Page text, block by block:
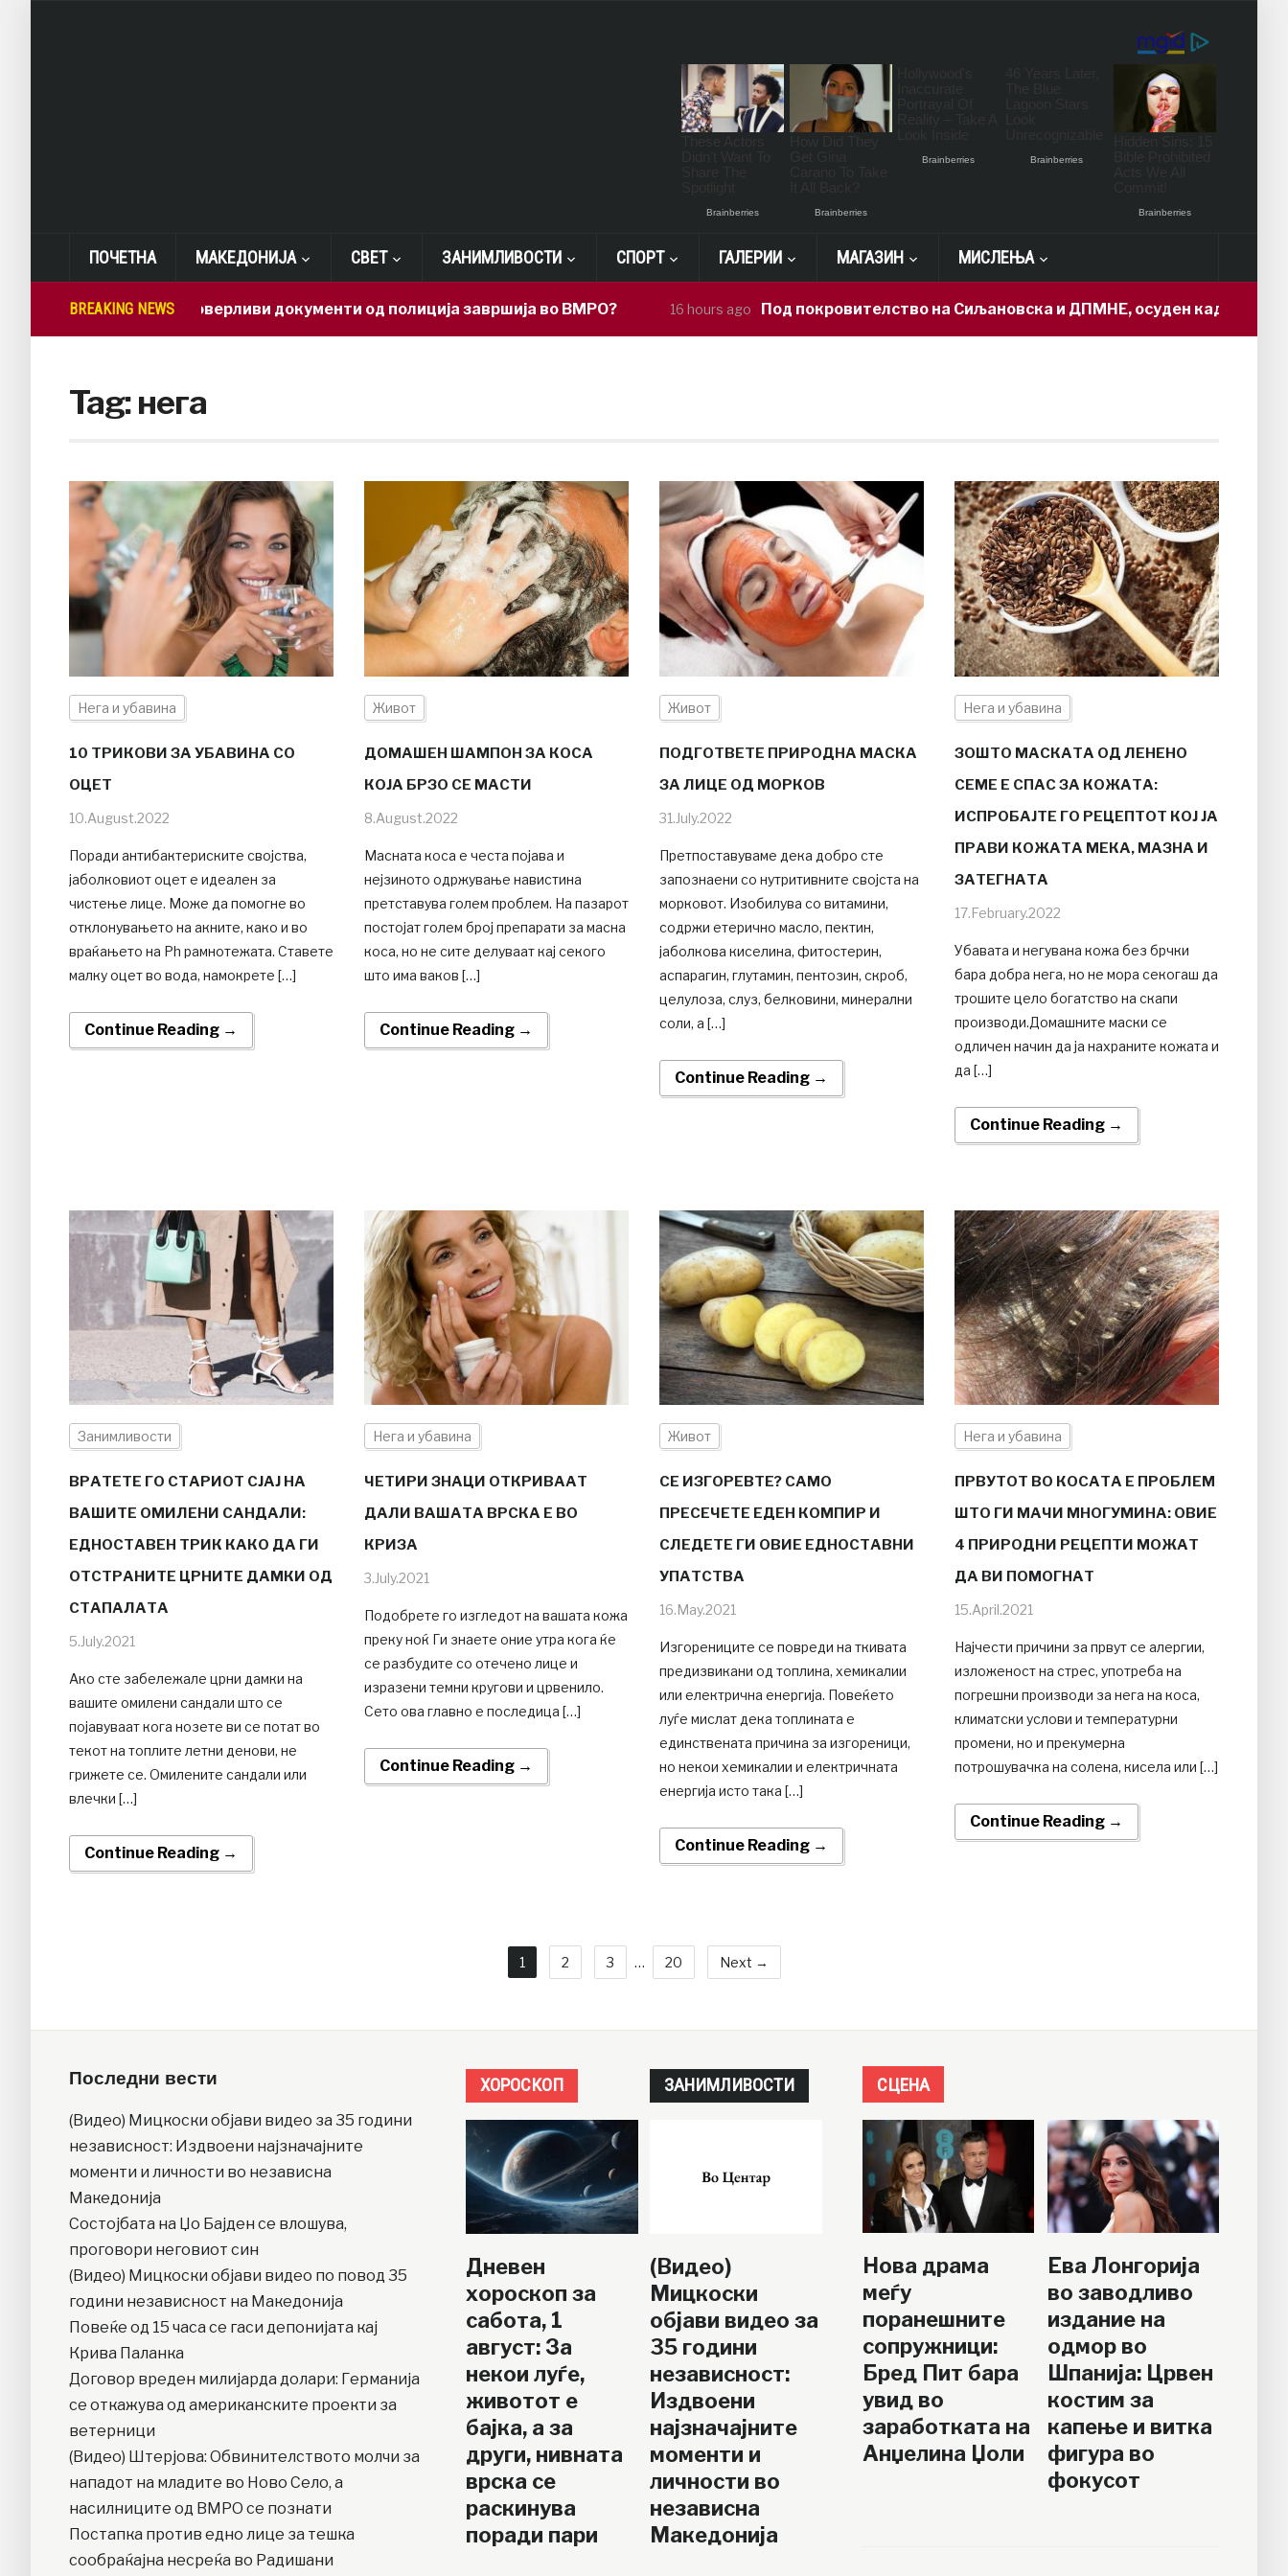
ПОЧЕТНА МАКЕДОНИЈА СВЕТ ЗАНИМЛИВОСТИ СПОРТ ГАЛЕРИИ МАГАЗИН МИСЛЕЊА
BREAKING NEWS
Како доверливи документи од полиција завршија во ВМРО? 16 hours ago Под покровителство на Сиљановска и ДПМНЕ, осуден кадар доби
Tag:нега
Нега и убавина
10 ТРИКОВИ ЗА УБАВИНА СО
ОЦЕТ
10.August.2022
Поради антибактериските својства,
јаболковиот оцет е идеален за
чистење лице. Може да помогне во
отклонувањето на акните, како и во
враќањето на Ph рамнотежата. Ставете
малку оцет во вода, намокрете […]
Continue Reading →
Живот
ДОМАШЕН ШАМПОН ЗА КОСА
КОЈА БРЗО СЕ МАСТИ
8.August.2022
Масната коса е честа појава и
нејзиното одржување навистина
претставува голем проблем. На пазарот
постојат голем број препарати за масна
коса, но не сите делуваат кај секого
што има ваков […]
Continue Reading →
Живот
ПОДГОТВЕТЕ ПРИРОДНА МАСКА
ЗА ЛИЦЕ ОД МОРКОВ
31.July.2022
Претпоставуваме дека добро сте
запознаени со нутритивните својста на
морковот. Изобилува со витамини,
содржи етерично масло, пектин,
јаболкова киселина, фитостерин,
аспарагин, глутамин, пентозин, скроб,
целулоза, слуз, белковини, минерални
соли, а […]
Continue Reading →
Нега и убавина
ЗОШТО МАСКАТА ОД ЛЕНЕНО
СЕМЕ Е СПАС ЗА КОЖАТА:
ИСПРОБАЈТЕ ГО РЕЦЕПТОТ КОЈ ЈА
ПРАВИ КОЖАТА МЕКА, МАЗНА И
ЗАТЕГНАТА
17.February.2022
Убавата и негувана кожа без брчки
бара добра нега, но не мора секогаш да
трошите цело богатство на скапи
производи.Домашните маски се
одличен начин да ја нахраните кожата и
да […]
Continue Reading →
Занимливости
ВРАТЕТЕ ГО СТАРИОТ СЈАЈ НА
ВАШИТЕ ОМИЛЕНИ САНДАЛИ:
ЕДНОСТАВЕН ТРИК КАКО ДА ГИ
ОТСТРАНИТЕ ЦРНИТЕ ДАМКИ ОД
СТАПАЛАТА
5.July.2021
Ако сте забележале црни дамки на
вашите омилени сандали што се
појавуваат кога нозете ви се потат во
текот на топлите летни денови, не
грижете се. Омилените сандали или
влечки […]
Continue Reading →
Нега и убавина
ЧЕТИРИ ЗНАЦИ ОТКРИВААТ
ДАЛИ ВАШАТА ВРСКА Е ВО
КРИЗА
3.July.2021
Подобрете го изгледот на вашата кожа
преку ноќ Ги знаете оние утра кога ќе
се разбудите со отечено лице и
изразени темни кругови и црвенило.
Сето ова главно е последица […]
Continue Reading →
Живот
СЕ ИЗГОРЕВТЕ? САМО
ПРЕСЕЧЕТЕ ЕДЕН КОМПИР И
СЛЕДЕТЕ ГИ ОВИЕ ЕДНОСТАВНИ
УПАТСТВА
16.May.2021
Изгорениците се повреди на ткивата
предизвикани од топлина, хемикалии
или електрична енергија. Повеќето
луѓе мислат дека топлината е
единствената причина за изгореници,
но некои хемикалии и електричната
енергија исто така […]
Continue Reading →
Нега и убавина
ПРВУТОТ ВО КОСАТА Е ПРОБЛЕМ
ШТО ГИ МАЧИ МНОГУМИНА: ОВИЕ
4 ПРИРОДНИ РЕЦЕПТИ МОЖАТ
ДА ВИ ПОМОГНАТ
15.April.2021
Најчести причини за првут се алергии,
изложеност на стрес, употреба на
погрешни производи за нега на коса,
климатски услови и температурни
промени, но и прекумерна
потрошувачка на солена, кисела или […]
Continue Reading →
1 2 3 … 20 Next →
Последни вести
(Видео) Мицкоски објави видео за 35 години
независност: Издвоени најзначајните
моменти и личности во независна
Македонија
Состојбата на Џо Бајден се влошува,
проговори неговиот син
(Видео) Мицкоски објави видео по повод 35
години независност на Македонија
Повеќе од 15 часа се гаси депонијата кај
Крива Паланка
Договор вреден милијарда долари: Германија
се откажува од американските проекти за
ветерници
(Видео) Штерјова: Обвинителството молчи за
нападот на младите во Ново Село, а
насилниците од ВМРО се познати
Постапка против едно лице за тешка
сообраќајна несреќа во Радишани
ХОРОСКОП
Дневен
хороскоп за
сабота, 1
август: За
некои луѓе,
животот е
бајка, а за
други, нивната
врска се
раскинува
поради пари
ЗАНИМЛИВОСТИ
(Видео)
Мицкоски
објави видео за
35 години
независност:
Издвоени
најзначајните
моменти и
личности во
независна
Македонија
СЦЕНА
Нова драма
меѓу
поранешните
сопружници:
Бред Пит бара
увид во
заработката на
Анџелина Џоли
Ева Лонгорија
во заводливо
издание на
одмор во
Шпанија: Црвен
костим за
капење и витка
фигура во
фокусот